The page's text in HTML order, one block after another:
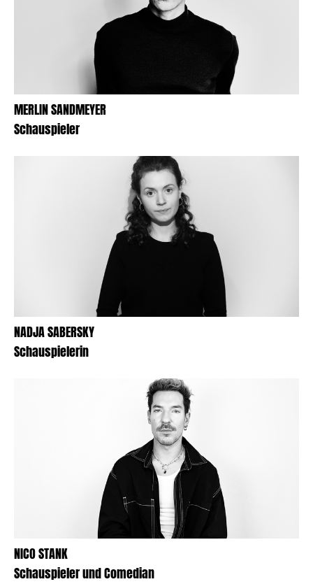
MERLIN SANDMEYER
Schauspieler
NADJA SABERSKY
Schauspielerin
NICO STANK
Schauspieler und Comedian